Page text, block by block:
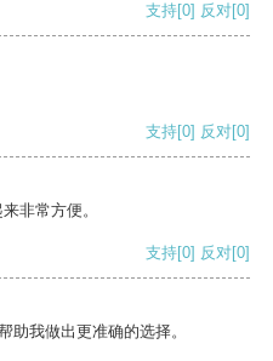
支持[0] 反对[0]
支持[0] 反对[0]
非常方便。
支持[0] 反对[0]
助我做出更准确的选择。